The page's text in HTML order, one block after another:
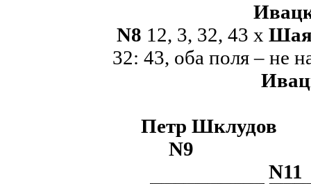
N8 12, 3, 32, 43x
32: 43, оба поля – не
Петр Шклудов
N9
N